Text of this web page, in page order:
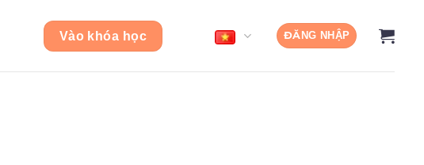
Vào khóa học ĐĂNG NHẬP